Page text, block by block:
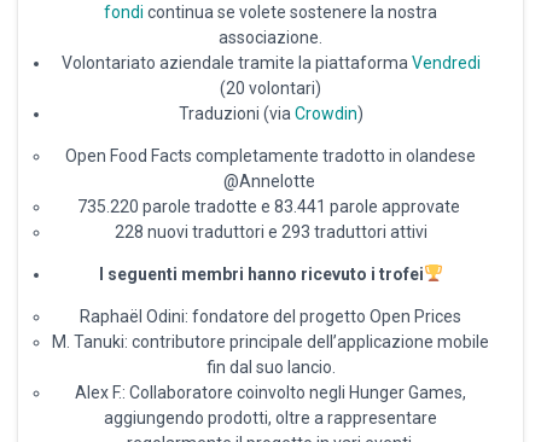
fondi continua se volete sostenere la nostra
associazione.
Volontariato aziendale tramite la piattaforma Vendredi
(20 volontari)
Traduzioni (via Crowdin)
Open Food Facts completamente tradotto in olandese
@Annelotte
735.220 parole tradotte e 83.441 parole approvate
228 nuovi traduttori e 293 traduttori attivi
I seguenti membri hanno ricevuto i trofei
Raphaël Odini: fondatore del progetto Open Prices
M. Tanuki: contributore principale dell’applicazione mobile
fin dal suo lancio.
Alex F.: Collaboratore coinvolto negli Hunger Games,
aggiungendo prodotti, oltre a rappresentare